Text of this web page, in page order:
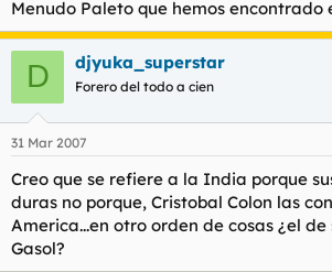
Menudo Paleto que hemos encontrado
D djyuka_superstar
Forero del todo a cien
31 Mar 2007
Creo que se refiere a la India porque
duras no porque, Cristobal Colon las
America...en otro orden de cosas ¿el
Gasol?